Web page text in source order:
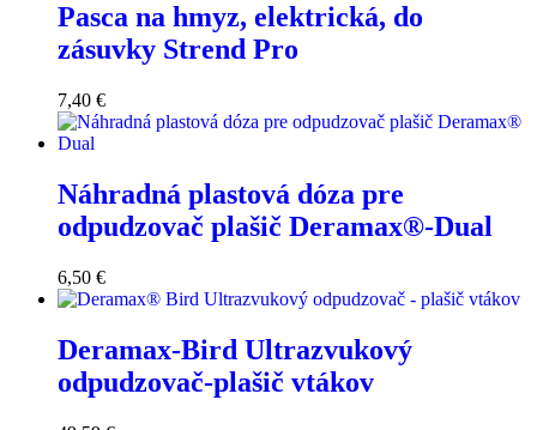
Pasca na hmyz, elektrická, do
zásuvky Strend Pro
7,40 €
Náhradná plastová dóza pre
odpudzovač plašič Deramax®-Dual
6,50 €
Deramax-Bird Ultrazvukový
odpudzovač-plašič vtákov